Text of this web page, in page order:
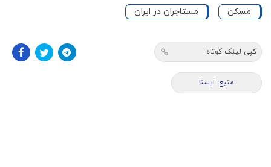
مسکن مستاجران در ایران
کپی لینک کوتاه
منبع: ایسنا